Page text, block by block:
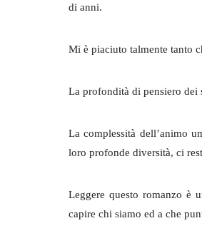
di anni.
Mi è piaciuto talmente tanto
La profondità di pensiero
La complessità dell’animo
loro profonde diversità, ci
Leggere questo romanzo è
capire chi siamo ed a che